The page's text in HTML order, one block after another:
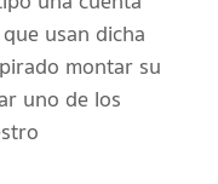
usan dicha
montar su
uno de los